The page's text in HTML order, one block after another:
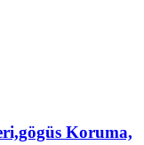
Koruma,